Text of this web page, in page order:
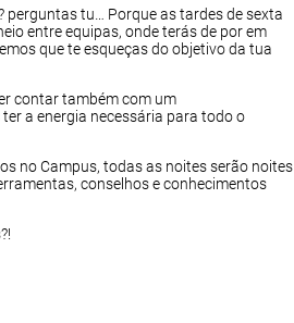
perguntas tu… Porque as tardes de sexta
entre equipas, onde terás de por em
que te esqueças do objetivo da tua
contar também com um
a energia necessária para todo o
no Campus, todas as noites serão noites
conselhos e conhecimentos